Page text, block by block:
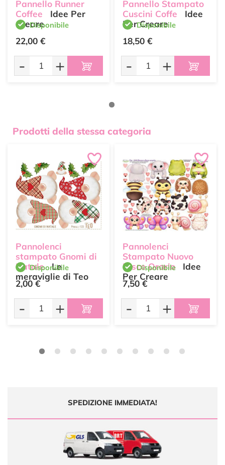
Pannello Runner
Coffee
Idee Per
CreareDisponibile
22,00 €
- +
Pannello Stampato
Cuscini Coffe
Idee
Per Creare
Disponibile
18,50 €
- +
Prodotti della stessa categoria
Pannolenci
stampato Gnomi di
Natale Le
meraviglie di Teo
Disponibile
2,00 €
- +
Pannolenci
Stampato Nuovo
Disco Orario
Idee
Per Creare
Disponibile
7,50 €
- +
SPEDIZIONE IMMEDIATA!